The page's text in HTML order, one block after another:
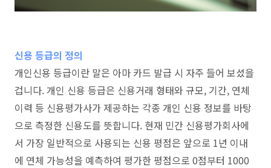
신용 등급의 정의
개인신용 등급이란 말은 아마 카드 발급 시 자주 들어 보셨을
겁니다. 개인 신용 등급은 신용거래 형태와 규모, 기간, 연체
이력 등 신용평가사가 제공하는 각종 개인 신용 정보를 바탕
으로 측정한 신용도를 뜻합니다. 현재 민간 신용평가회사에
서 가장 일반적으로 사용되는 신용 평점은 앞으로 1년 이내
에 연체 가능성을 예측하여 평가한 평점으로 0점부터 1000